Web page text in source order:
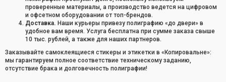
проверенные материалы, а производство ведется на цифровом
и офсетном оборудовании от топ-брендов.
Доставка. Наши курьеры привезу полиграфию «до двери» в
удобное вам время. Услуга бесплатна при сумме заказа свыше
10 тыс. рублей, а также для наших партнеров.
Заказывайте самоклеящиеся стикеры и этикетки в «Копировальне»:
мы гарантируем полное соответствие техническому заданию,
отсутствие брака и долговечность полиграфии!